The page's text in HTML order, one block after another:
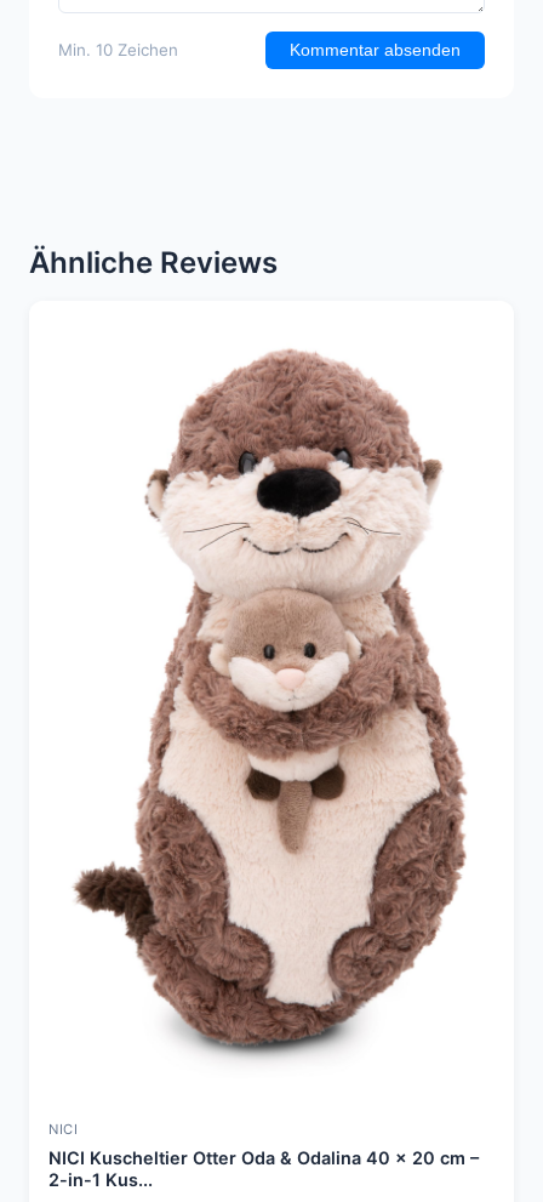
Min. 10 Zeichen Kommentar absenden
Ähnliche Reviews
NICI
NICI Kuscheltier Otter Oda & Odalina 40 x 20 cm –
2-in-1 Kus...